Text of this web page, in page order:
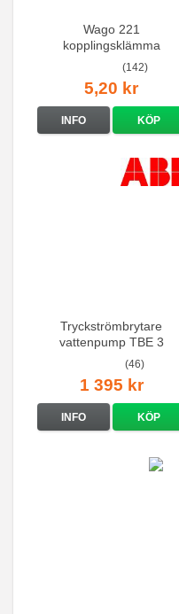
Wago 221
kopplingsklämma
(142)
5,20 kr
INFO KÖP
Tryckströmbrytare
vattenpump TBE 3
(46)
1 395 kr
INFO KÖP